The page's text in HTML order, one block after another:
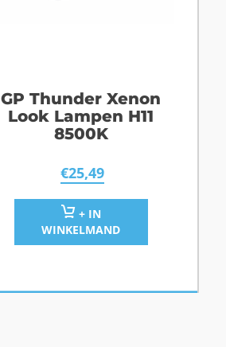
GP Thunder Xenon
Look Lampen H11
8500K
€25,49
+ IN
WINKELMAND